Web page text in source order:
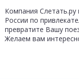
Компания
России по
превратите Вашу
Желаем вам